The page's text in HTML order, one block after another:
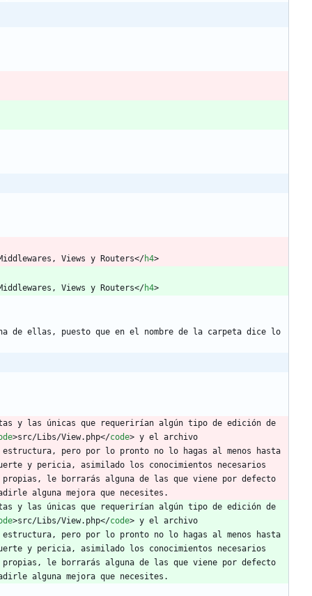
Views y Routers</h4>
Views y Routers</h4>
de ellas, puesto que en el nombre de la carpeta dice lo
y las únicas que requerirían algún tipo de edición de
>src/Libs/View.php</code>
estructura, pero por lo pronto no lo hagas al menos hasta
y pericia, asimilado los conocimientos necesarios
le borrarás alguna de las que viene por defecto
alguna mejora que necesites.
y las únicas que requerirían algún tipo de edición de
>src/Libs/View.php</code>
estructura, pero por lo pronto no lo hagas al menos hasta
y pericia, asimilado los conocimientos necesarios
le borrarás alguna de las que viene por defecto
alguna mejora que necesites.